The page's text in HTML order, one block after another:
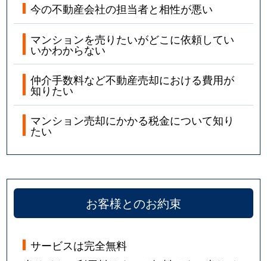
今の不動産会社の担当者と相性が悪い
マンションを売りたいがどこに依頼してい
いかわからない
仲介手数料など不動産売却における費用が
知りたい
マンション売却にかかる税金について知り
たい
お客様とのお約束
サービスは完全無料